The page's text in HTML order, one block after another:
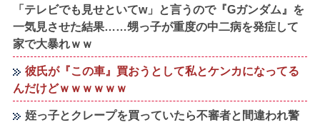
「テレビでも見せといてw」と言うので『Gガンダム』を
一気見させた結果……甥っ子が重度の中二病を発症して
家で大暴れｗｗ
彼氏が『この車』買おうとして私とケンカになってる
んだけどｗｗｗｗｗｗ
姪っ子とクレープを買っていたら不審者と間違われ警